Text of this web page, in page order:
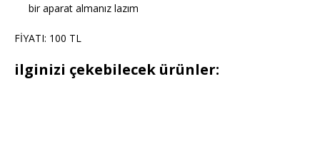
bir aparat almanız lazım
FİYATI: 100 TL
ilginizi çekebilecek ürünler: